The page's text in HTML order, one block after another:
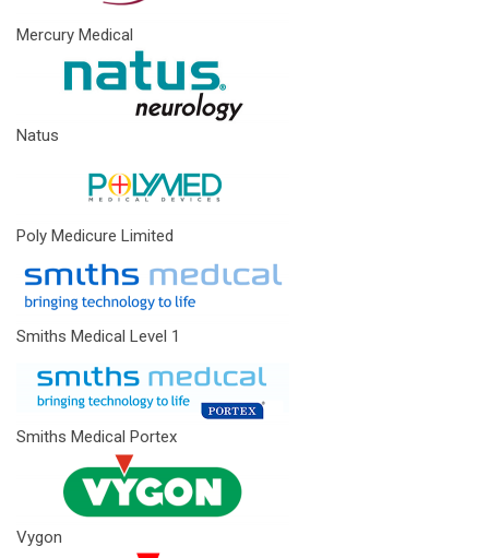
Mercury Medical
Natus
Poly Medicure Limited
Smiths Medical Level 1
Smiths Medical Portex
Vygon